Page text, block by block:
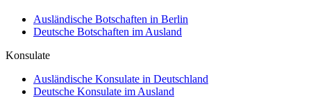
Ausländische Botschaften in Berlin
Deutsche Botschaften im Ausland
Konsulate
Ausländische Konsulate in Deutschland
Deutsche Konsulate im Ausland